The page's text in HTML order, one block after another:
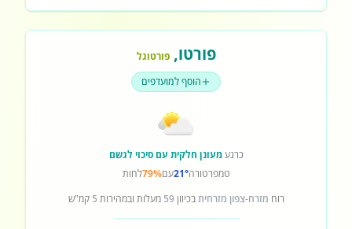
פורטו,פורטוגל
הוסף למועדפים
כרגעמעונן חלקית עם סיכוי לגשם
טמפרטורה21°עם79%לחות
רוח מזרח-צפון מזרחיתבכיוון59 מעלות ובמהירות 5 קמ"ש